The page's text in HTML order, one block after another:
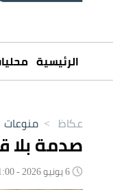
الرئيسية
عكاظ > منوعات
صدمة بلا